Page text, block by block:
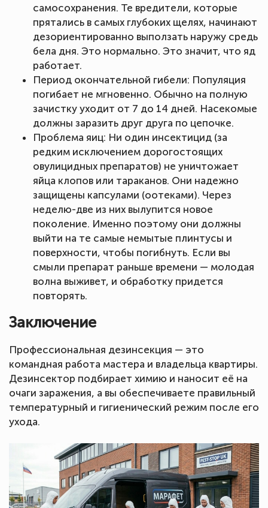
самосохранения. Те вредители, которые
прятались в самых глубоких щелях, начинают
дезориентированно выползать наружу средь
бела дня. Это нормально. Это значит, что яд
работает.
Период окончательной гибели: Популяция
погибает не мгновенно. Обычно на полную
зачистку уходит от 7 до 14 дней. Насекомые
должны заразить друг друга по цепочке.
Проблема яиц: Ни один инсектицид (за
редким исключением дорогостоящих
овулицидных препаратов) не уничтожает
яйца клопов или тараканов. Они надежно
защищены капсулами (оотеками). Через
неделю-две из них вылупится новое
поколение. Именно поэтому они должны
выйти на те самые немытые плинтусы и
поверхности, чтобы погибнуть. Если вы
смыли препарат раньше времени — молодая
волна выживет, и обработку придется
повторять.
Заключение
Профессиональная дезинсекция — это
командная работа мастера и владельца квартиры.
Дезинсектор подбирает химию и наносит её на
очаги заражения, а вы обеспечиваете правильный
температурный и гигиенический режим после его
ухода.